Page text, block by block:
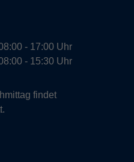
- 17:00 Uhr
- 15:30 Uhr
findet